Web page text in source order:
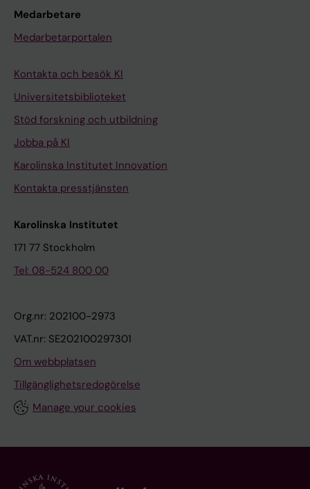
Medarbetare
Medarbetarportalen
Kontakta och besök KI
Universitetsbiblioteket
Stöd forskning och utbildning
Jobba på KI
Karolinska Institutet Innovation
Kontakta presstjänsten
Karolinska Institutet
171 77 Stockholm
Tel: 08-524 800 00
Org.nr: 202100-2973
VAT.nr: SE202100297301
Om webbplatsen
Tillgänglighetsredogörelse
Manage your cookies